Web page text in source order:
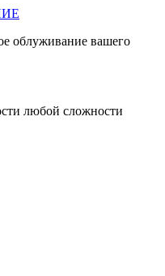
облуживание вашего
любой сложности